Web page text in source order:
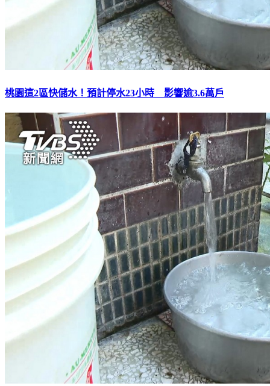
桃園這2區快儲水！預計停水23小時 影響逾3.6萬戶